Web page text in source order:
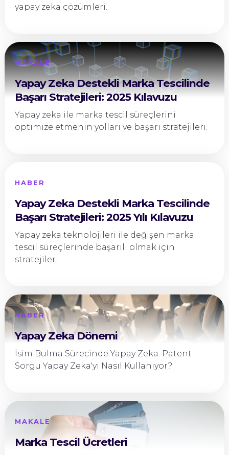
yapay zeka çözümleri.
MAKALE
Yapay Zeka Destekli Marka Tescilinde
Başarı Stratejileri: 2025 Kılavuzu
Yapay zeka ile marka tescil süreçlerini
optimize etmenin yolları ve başarı stratejileri.
HABER
Yapay Zeka Destekli Marka Tescilinde
Başarı Stratejileri: 2025 Yılı Kılavuzu
Yapay zeka teknolojileri ile değişen marka
tescil süreçlerinde başarılı olmak için
stratejiler.
HABER
Yapay Zeka Dönemi
İsim Bulma Sürecinde Yapay Zeka. Patent
Sorgu Yapay Zeka'yı Nasıl Kullanıyor?
MAKALE
Marka Tescil Ücretleri